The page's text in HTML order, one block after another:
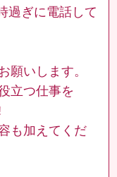
過ぎに電話して
願いします。
立つ仕事を
も加えてくだ